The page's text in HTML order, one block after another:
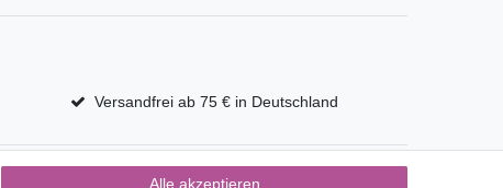
Versandfrei ab 75 € in Deutschland
Alle akzeptieren